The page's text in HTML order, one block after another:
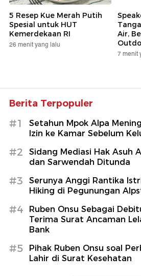
5 Resep Kue Merah Putih
Spesial untuk HUT
Kemerdekaan RI
26 menit yang lalu
Air,
7 menit
Berita Terpopuler
#1
Setahun Mpok Alpa
Izin ke Kamar Sebelum
#2
Sidang Mediasi Hak Asuh
dan Sarwendah Ditunda
#3
Serunya Anggi Rantika
Hiking di Pegunungan
#4
Ruben Onsu Sebagai
Terima Surat Ancaman
Bank
#5
Pihak Ruben Onsu soal
Lahir di Surat Kesehatan